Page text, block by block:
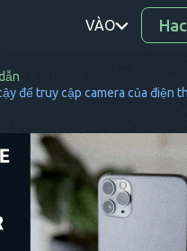
VÀO
PT
TỪ
để truy cập camera của điện
Chia sẻ bài viết